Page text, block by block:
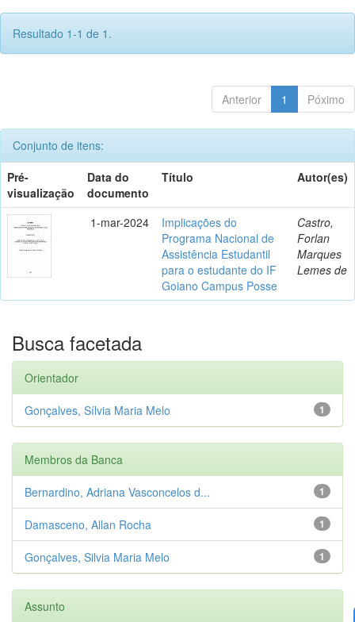
Resultado 1-1 de 1.
Anterior 1 Póximo
Conjunto de itens:
Pré-
visualização
Data do
documento
Título Autor(es)
1-mar-2024
Implicações do
Programa Nacional de
Assistência Estudantil
para o estudante do IF
Goiano Campus Posse
Castro,
Forlan
Marques
Lemes de
Busca facetada
Orientador
1
Gonçalves, Sílvia Maria Melo
Membros da Banca
1
Bernardino, Adriana Vasconcelos d...
1
Damasceno, Allan Rocha
1
Gonçalves, Silvia Maria Melo
Assunto